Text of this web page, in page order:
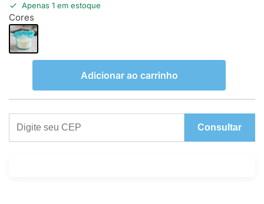
Apenas 1 em estoque
Cores
Adicionar ao carrinho
Consultar